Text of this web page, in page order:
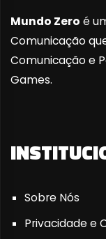
Mundo Zero é
Comunicação
Comunicação e
Games.
Sobre Nós
Privacidade e